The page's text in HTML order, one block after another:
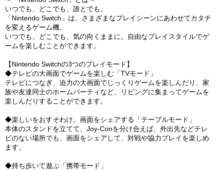
いつでも、どこでも、誰とでも。
「Nintendo Switch」は、さまざまなプレイシーンにあわせてカタチ
を変えるゲーム機。
いつでも、どこでも、気の向くままに。自由なプレイスタイルでゲ
ームを楽しむことができます。
【Nintendo Switchの3つのプレイモード】
◆テレビの大画面でゲームを楽しむ「TVモード」
テレビにつなぎ、迫力の大画面でじっくりゲームを楽しんだり、家
族や友達同士のホームパーティなど、リビングに集まってゲームを
楽しんだりすることができます。
◆楽しいをおすそわけ。画面をシェアする「テーブルモード」
本体のスタンドを立てて、Joy-Conを分け合えば、外出先などテレ
ビのない場所でも、画面をシェアして、対戦や協力プレイを楽しめ
ます。
◆持ち歩いて遊ぶ「携帯モード」